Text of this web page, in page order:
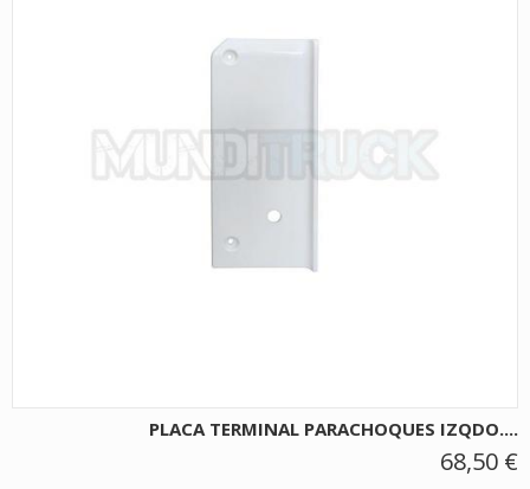
PLACA TERMINAL PARACHOQUES IZQDO....
68,50 €